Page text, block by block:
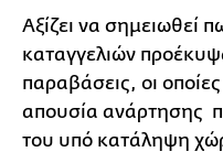
Αξίζει να σημειωθεί
καταγγελιών
παραβάσεις, οι
απουσία ανάρτησης
του υπό κατάληψη